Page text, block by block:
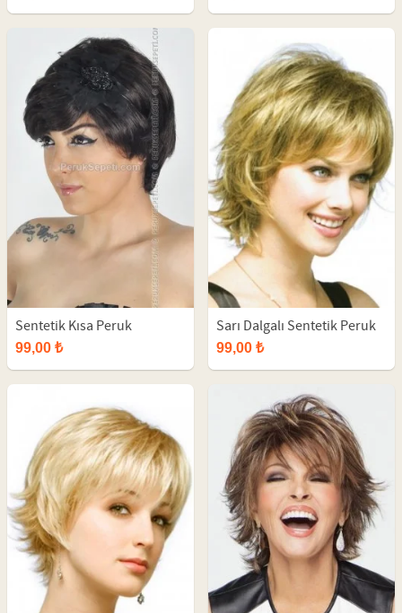
Sentetik Kısa Peruk
99,00 ₺
Sarı Dalgalı Sentetik Peruk
99,00 ₺